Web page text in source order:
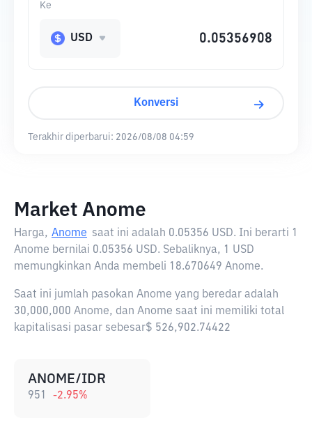
Ke
USD
Konversi
Terakhir diperbarui: 2026/08/08 04:59
Market Anome
Harga, Anome saat ini adalah 0.05356 USD. Ini berarti 1
Anome bernilai 0.05356 USD. Sebaliknya, 1 USD
memungkinkan Anda membeli 18.670649 Anome.
Saat ini jumlah pasokan Anome yang beredar adalah
30,000,000 Anome, dan Anome saat ini memiliki total
kapitalisasi pasar sebesar$ 526,902.74422
ANOME/IDR
951 -2.95%